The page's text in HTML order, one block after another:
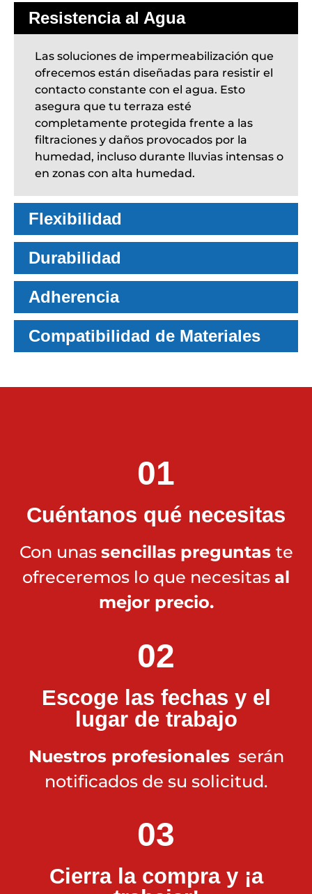
Resistencia al Agua
Las soluciones de impermeabilización que
ofrecemos están diseñadas para resistir el
contacto constante con el agua. Esto
asegura que tu terraza esté
completamente protegida frente a las
filtraciones y daños provocados por la
humedad, incluso durante lluvias intensas o
en zonas con alta humedad.
Flexibilidad
Durabilidad
Adherencia
Compatibilidad de Materiales
01
Cuéntanos qué necesitas
Con unas sencillas preguntas te
ofreceremos lo que necesitas al
mejor precio.
02
Escoge las fechas y el
lugar de trabajo
Nuestros profesionales serán
notificados de su solicitud.
03
Cierra la compra y ¡a